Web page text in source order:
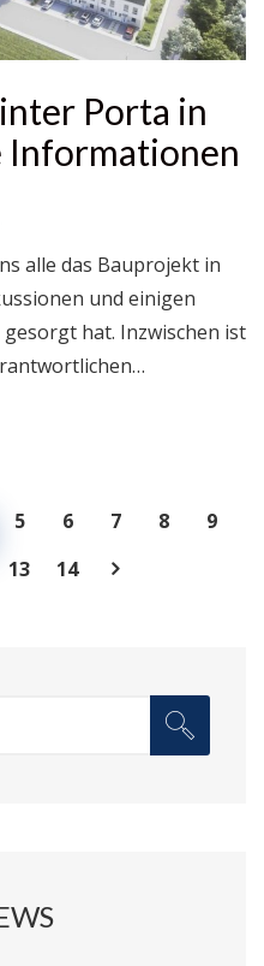
Porta in
Informationen
alle das Bauprojekt in
und einigen
hat. Inzwischen ist
5 6 7 8
9
13 14